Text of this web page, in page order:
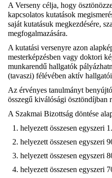
A Verseny célja, hogy
kapcsolatos kutatások
saját kutatásuk megkezdésére,
megfogalmazására.
A kutatási versenyre azon
mesterképzésben vagy doktori
munkarendű hallgatók
(tavaszi) félévében aktív
Az érvényes tanulmányt
összegű kiválósági ösztöndíjban
A Szakmai Bizottság döntése
helyezett összesen egyszeri
helyezett összesen egyszeri
helyezett összesen egyszeri
helyezett összesen egyszeri